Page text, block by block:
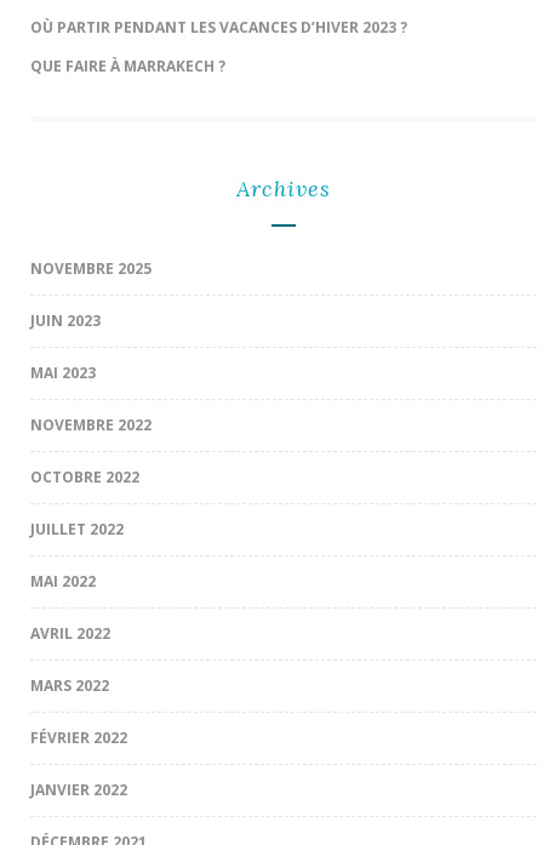
OÙ PARTIR PENDANT LES VACANCES D’HIVER 2023 ?
QUE FAIRE À MARRAKECH ?
Archives
NOVEMBRE 2025
JUIN 2023
MAI 2023
NOVEMBRE 2022
OCTOBRE 2022
JUILLET 2022
MAI 2022
AVRIL 2022
MARS 2022
FÉVRIER 2022
JANVIER 2022